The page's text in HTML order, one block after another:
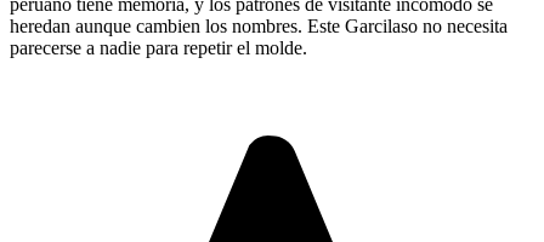
peruano tiene memoria, y los patrones de visitante incómodo se
heredan aunque cambien los nombres. Este Garcilaso no necesita
parecerse a nadie para repetir el molde.